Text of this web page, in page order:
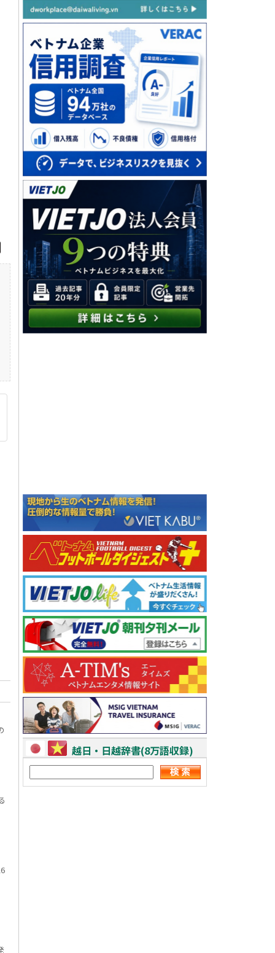
越日・日越辞書(8万語収録)